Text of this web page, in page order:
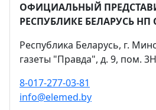
ОФИЦИАЛЬНЫЙ
РЕСПУБЛИКЕ БЕЛАРУСЬ
Республика Беларусь, г.
газеты "Правда", д. 9, пом.
8-017-277-03-81
info@elemed.by